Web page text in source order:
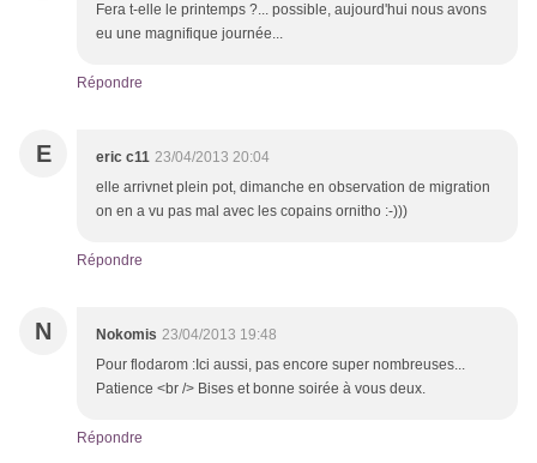
Fera t-elle le printemps ?... possible, aujourd'hui nous avons
eu une magnifique journée...
Répondre
E eric c11 23/04/2013 20:04
elle arrivnet plein pot, dimanche en observation de migration
on en a vu pas mal avec les copains ornitho :-)))
Répondre
N Nokomis 23/04/2013 19:48
Pour flodarom :Ici aussi, pas encore super nombreuses...
Patience <br /> Bises et bonne soirée à vous deux.
Répondre